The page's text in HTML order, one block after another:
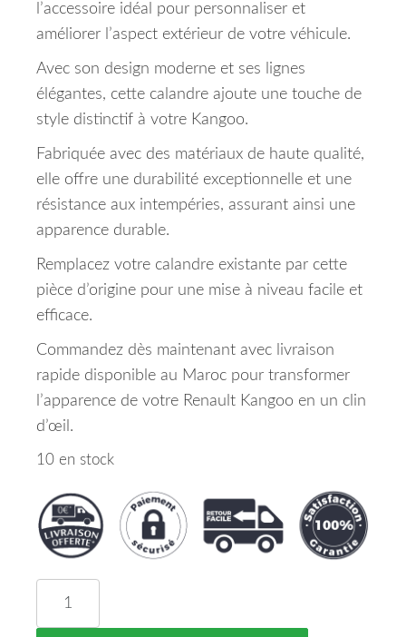
l’accessoire idéal pour personnaliser et
améliorer l’aspect extérieur de votre véhicule.
Avec son design moderne et ses lignes
élégantes, cette calandre ajoute une touche de
style distinctif à votre Kangoo.
Fabriquée avec des matériaux de haute qualité,
elle offre une durabilité exceptionnelle et une
résistance aux intempéries, assurant ainsi une
apparence durable.
Remplacez votre calandre existante par cette
pièce d’origine pour une mise à niveau facile et
efficace.
Commandez dès maintenant avec livraison
rapide disponible au Maroc pour transformer
l’apparence de votre Renault Kangoo en un clin
d’œil.
10 en stock